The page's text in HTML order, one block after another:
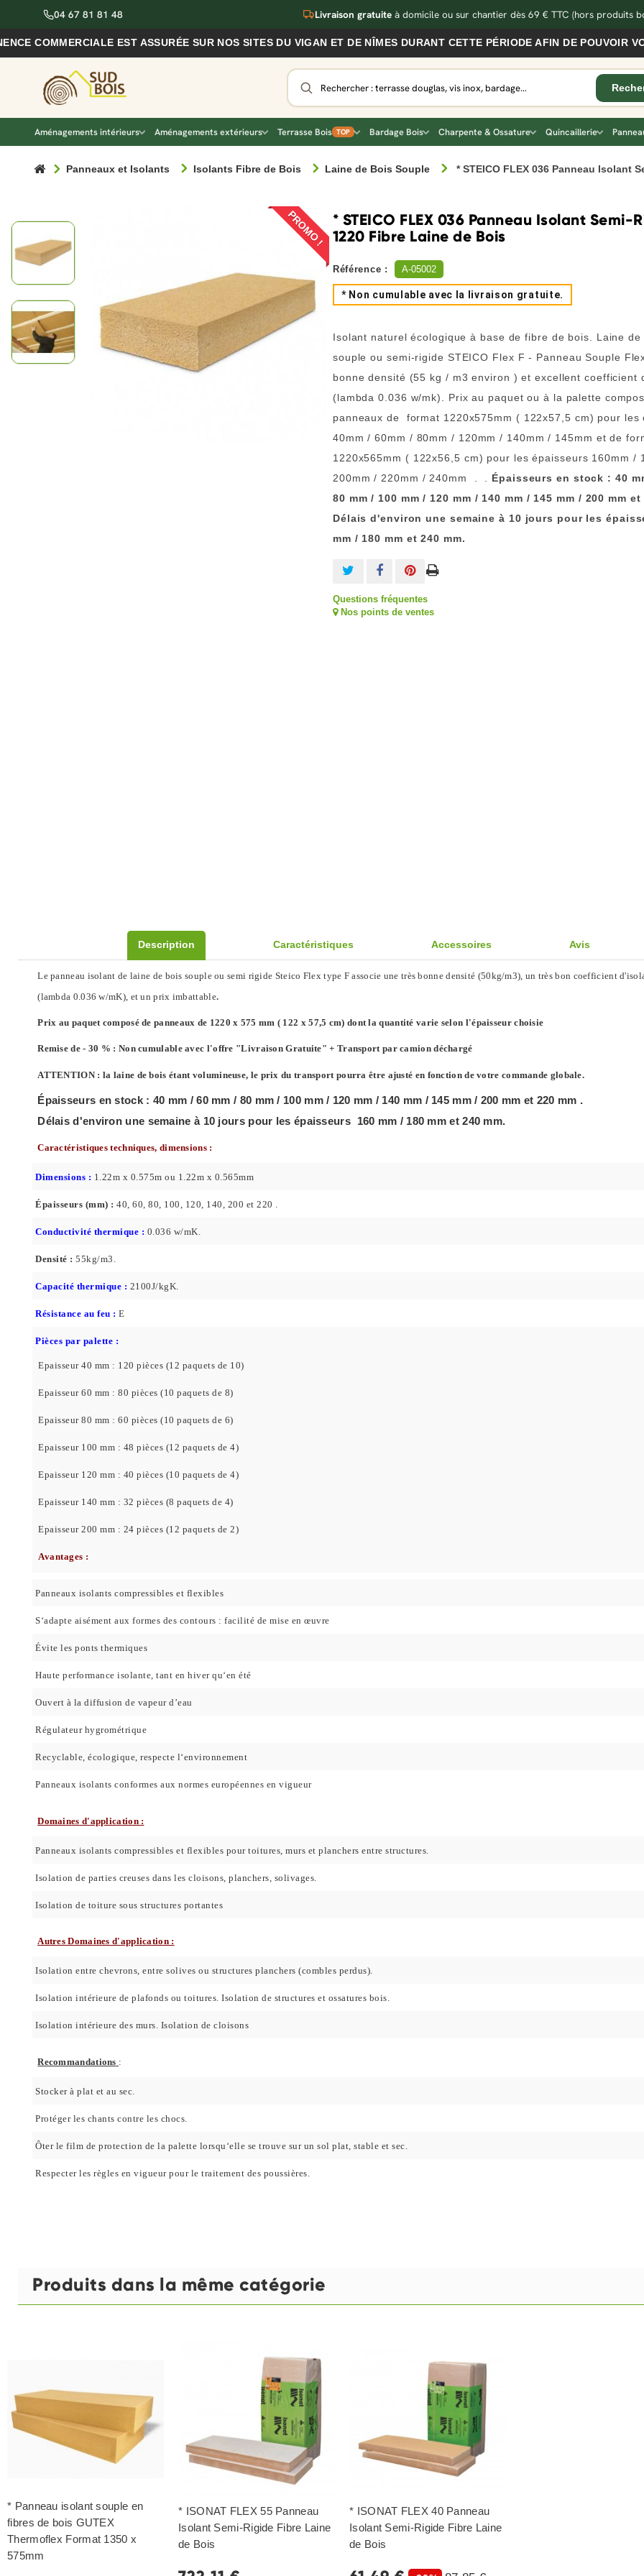
04 67 81 81 48 Livraison gratuiteà domicile ou sur chantier dès 69 € TTC (hors produits
EST ASSURÉE SUR NOS SITES DU VIGAN ET DE NÎMES DURANT CETTE PÉRIODE AFIN DE POUVOIR VOUS
Aménagements intérieurs Aménagements extérieurs Terrasse Bois TOP Bardage Bois Charpente & Ossature Quincaillerie
Panneaux et Isolants Isolants Fibre de Bois Laine de Bois Souple * STEICO FLEX 036 Panneau Isolant
PROMO ! * STEICO FLEX 036 Panneau Isolant Semi-
1220 Fibre Laine de Bois
Référence : A-05002
* Non cumulable avec la livraison gratuite.
Isolant naturel écologique à base de fibre de bois. Laine de
souple ou semi-rigide STEICO Flex F - Panneau Souple
bonne densité (55 kg / m3 environ ) et excellent coefficient
(lambda 0.036 w/mk). Prix au paquet ou à la palette
panneaux de format 1220x575mm ( 122x57,5 cm) pour les
40mm / 60mm / 80mm / 120mm / 140mm / 145mm et de
1220x565mm ( 122x56,5 cm) pour les épaisseurs 160mm /
200mm / 220mm / 240mm . . Épaisseurs en stock : 40
80 mm / 100 mm / 120 mm / 140 mm / 145 mm / 200 mm et
Délais d'environ une semaine à 10 jours pour les
mm / 180 mm et 240 mm.
Questions fréquentes
Nos points de ventes
Description Caractéristiques Accessoires Avis
Le panneau isolant de laine de bois souple ou semi rigide Steico Flex type F associe une très bonne densité (50kg/m3), un très bon coefficient
(lambda 0.036 w/mK), et un prix imbattable.
Prix au paquet composé de panneaux de 1220 x 575 mm ( 122 x 57,5 cm) dont la quantité varie selon l'épaisseur choisie
Remise de - 30 % : Non cumulable avec l'offre "Livraison Gratuite" + Transport par camion déchargé
ATTENTION : la laine de bois étant volumineuse, le prix du transport pourra être ajusté en fonction de votre commande globale.
Épaisseurs en stock : 40 mm / 60 mm / 80 mm / 100 mm / 120 mm / 140 mm / 145 mm / 200 mm et 220 mm .
Délais d'environ une semaine à 10 jours pour les épaisseurs 160 mm / 180 mm et 240 mm.
Caractéristiques techniques, dimensions :
Dimensions : 1.22m x 0.575m ou 1.22m x 0.565mm
Épaisseurs (mm) : 40, 60, 80, 100, 120, 140, 200 et 220 .
Conductivité thermique : 0.036 w/mK.
Densité : 55kg/m3.
Capacité thermique : 2100J/kgK.
Résistance au feu : E
Pièces par palette :
Epaisseur 40 mm : 120 pièces (12 paquets de 10)
Epaisseur 60 mm : 80 pièces (10 paquets de 8)
Epaisseur 80 mm : 60 pièces (10 paquets de 6)
Epaisseur 100 mm : 48 pièces (12 paquets de 4)
Epaisseur 120 mm : 40 pièces (10 paquets de 4)
Epaisseur 140 mm : 32 pièces (8 paquets de 4)
Epaisseur 200 mm : 24 pièces (12 paquets de 2)
Avantages :
Panneaux isolants compressibles et flexibles
S‘adapte aisément aux formes des contours : facilité de mise en œuvre
Évite les ponts thermiques
Haute performance isolante, tant en hiver qu‘en été
Ouvert à la diffusion de vapeur d’eau
Régulateur hygrométrique
Recyclable, écologique, respecte l‘environnement
Panneaux isolants conformes aux normes européennes en vigueur
Domaines d'application :
Panneaux isolants compressibles et flexibles pour toitures, murs et planchers entre structures.
Isolation de parties creuses dans les cloisons, planchers, solivages.
Isolation de toiture sous structures portantes
Autres Domaines d'application :
Isolation entre chevrons, entre solives ou structures planchers (combles perdus).
Isolation intérieure de plafonds ou toitures. Isolation de structures et ossatures bois.
Isolation intérieure des murs. Isolation de cloisons
Recommandations :
Stocker à plat et au sec.
Protéger les chants contre les chocs.
Ôter le film de protection de la palette lorsqu‘elle se trouve sur un sol plat, stable et sec.
Respecter les règles en vigueur pour le traitement des poussières.
Produits dans la même catégorie
* Panneau isolant souple en
fibres de bois GUTEX
Thermoflex Format 1350 x
575mm
* ISONAT FLEX 55 Panneau
Isolant Semi-Rigide Fibre Laine
de Bois
* ISONAT FLEX 40 Panneau
Isolant Semi-Rigide Fibre Laine
de Bois